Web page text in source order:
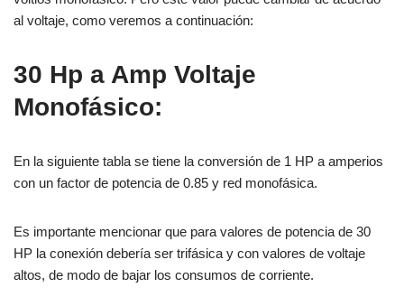
al voltaje, como veremos a continuación:
30 Hp a Amp Voltaje
Monofásico:
En la siguiente tabla se tiene la conversión de 1 HP a amperios
con un factor de potencia de 0.85 y red monofásica.
Es importante mencionar que para valores de potencia de 30
HP la conexión debería ser trifásica y con valores de voltaje
altos, de modo de bajar los consumos de corriente.